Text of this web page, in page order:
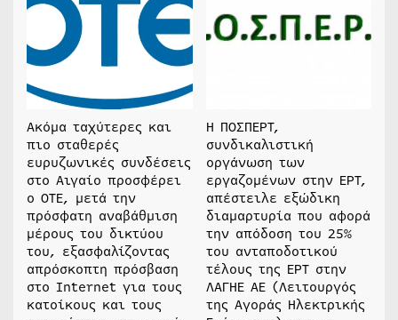
Ακόμα ταχύτερες και
πιο σταθερές
ευρυζωνικές συνδέσεις
στο Αιγαίο προσφέρει
ο ΟΤΕ, μετά την
πρόσφατη αναβάθμιση
μέρους του δικτύου
του, εξασφαλίζοντας
απρόσκοπτη πρόσβαση
στο Internet για τους
κατοίκους και τους
Η ΠΟΣΠΕΡΤ,
συνδικαλιστική
οργάνωση των
εργαζομένων στην ΕΡΤ,
απέστειλε εξώδικη
διαμαρτυρία που αφορά
την απόδοση του 25%
του ανταποδοτικού
τέλους της ΕΡΤ στην
ΛΑΓΗΕ ΑΕ (Λειτουργός
της Αγοράς Ηλεκτρικής